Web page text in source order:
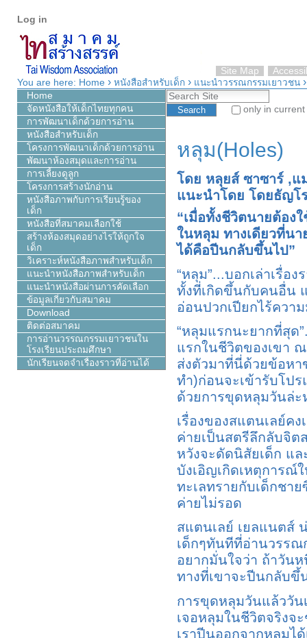
content.
Skip
to
navigation
Site Map
tools
Log in
You are here: Home › หนังสือสำหรับเด็ก › แนะนำวรรณกรรมเยาวชน
Search Site
only in current
หลุม(Holes)
โดย หลุยส์ ซาซาร์ ,แ
แนะนำโดย โดยธัญโ
“เมื่อทั้งชีวิตนายต้องใ
ในหลุม ทางเดียวที่นา
ได้คือปีนกลับขึ้นไป”
“หลุม”...บอกเล่าเรื่อ
ทั้งที่เกิดขึ้นกับคนอื่น
อ่อนปวกเปียกไร้ควา
“หลุมแรกนะยากที่สุ
แรกในชีวิตของเขา
ส่งตัวมาที่นี่ด้วยข้อหา
ทำ)ก่อนจะเข้ารับโป
ด้วยการขุดหลุมวันล่
เรื่องของสแตนเลย์ค
ค่ายเป็นสตรีลึกลับจิต
หวังจะดัดนิสัยเด็ก แล
บังเอิญเกิดเหตุการณ์
ทะเลทรายกับเด็กชา
ค่ายไม่รอด
สแตนเลย์ เยลแนตส์
เด็กๆทันทีที่อ่านวรรณ
อยากมั่นใจว่า ถ้าวัน
ทางที่เขาจะปีนกลับขึ้
การขุดหลุมวันแล้ววัน
เจอหลุมในชีวิตจริงจ
เราปีนออกจากหลุมได้
Home
จัดหนังสือให้เด็กไทยทุกคน
การพัฒนาเด็กด้วยการอ่าน
หนังสือสำหรับเด็ก
โครงการพัฒนาเด็กด้วยการอ่าน
พัฒนาห้องสมุดและการอ่าน
การเลี้ยงดูลูก
โครงการสร้างนักอ่าน
หนังสือภาพกับการเรียนรู้ของ
เด็ก
หนังสือที่สมาคมเลือกใช้
สร้างห้องสมุดอย่างไรให้ถูกใจ
เด็ก
วิเคราะห์หนังสือภาพสำหรับเด็ก
แนะนำหนังสือภาพสำหรับเด็ก
แนะนำหนังสือผ่านการคัดเลือก
ข้อมูลเกี่ยวกับสมาคม
Download
ติดต่อสมาคม
การอ่านวรรณกรรมเยาวชนใน
โรงเรียนประถมศึกษา
นักเรียนจดจำเรื่องราวที่อ่านได้